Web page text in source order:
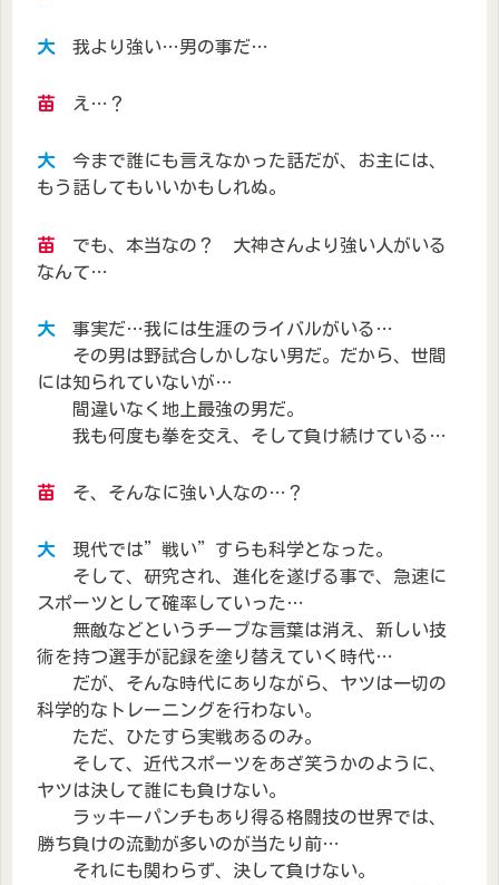
大我より強い…男の事だ…
苗 え…？
大今まで誰にも言えなかった話だが、お主には、
もう話してもいいかもしれぬ。
苗 でも、本当なの？ 大神さんより強い人がいる
なんて…
大事実だ…我には生涯のライバルがいる…
その男は野試合しかしない男だ。だから、世間
には知られていないが…
間違いなく地上最強の男だ。
我も何度も拳を交え、そして負け続けている…
苗 そ、そんなに強い人なの…？
大現代では”戦い”すらも科学となった。
そして、研究され、進化を遂げる事で、急速に
スポーツとして確率していった…
無敵などというチープな言葉は消え、新しい技
術を持つ選手が記録を塗り替えていく時代…
だが、そんな時代にありながら、ヤツは一切の
科学的なトレーニングを行わない。
ただ、ひたすら実戦あるのみ。
そして、近代スポーツをあざ笑うかのように、
ヤツは決して誰にも負けない。
ラッキーパンチもあり得る格闘技の世界では、
勝ち負けの流動が多いのが当たり前…
それにも関わらず、決して負けない。